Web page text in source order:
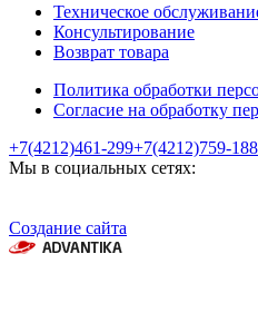
Техническое
Консультирование
Возврат товара
Политика обработки
Согласие на обработку
+7(4212)461-299+7(4212)759-188
Мы в социальных сетях:
Создание сайта